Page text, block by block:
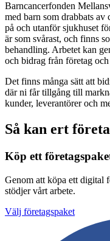
Barncancerfonden
med barn som drabbats
på och utanför sjukhuset
är som svårast, och finns
behandling. Arbetet kan
och bidrag från företag
Det finns många sätt att
där ni får tillgång till
kunder, leverantörer och
Så kan ert
Köp ett
Genom att köpa ett digital
stödjer vårt arbete.
Välj företagspaket